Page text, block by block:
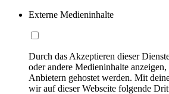
Externe Medieninhalte
Durch das Akzeptieren dieser
oder andere Medieninhalte
Anbietern gehostet werden. Mit
wir auf dieser Webseite folgende